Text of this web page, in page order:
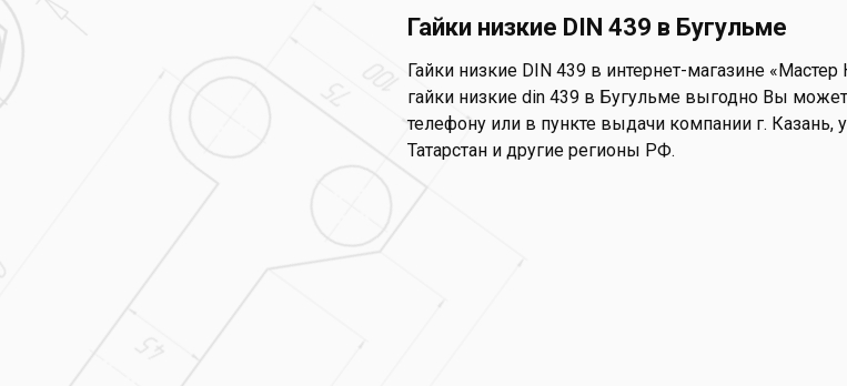
Гайки низкие DIN 439 в Бугульме
Гайки низкие DIN 439 в интернет-магазине
гайки низкие din 439 в Бугульме выгодно Вы
телефону или в пункте выдачи компании г. Казань,
Татарстан и другие регионы РФ.